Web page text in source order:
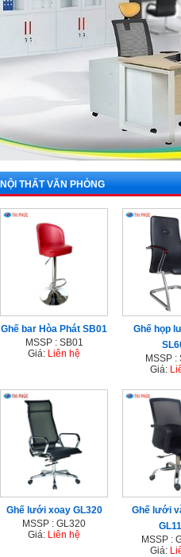
NỘI THẤT VĂN PHÒNG
Ghế bar Hòa Phát SB01
MSSP : SB01
Giá: Liên hệ
Ghế họp
MSSP :
Giá:
Ghế lưới xoay GL320
MSSP : GL320
Giá: Liên hệ
Ghế lưới
MSSP :
Giá: